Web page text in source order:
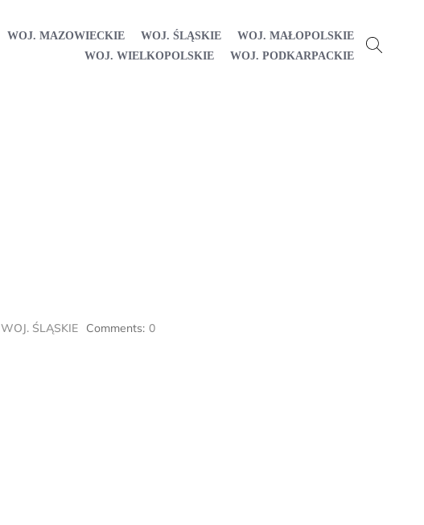
WOJ. MAZOWIECKIE WOJ. ŚLĄSKIE
WOJ. MAŁOPOLSKIE
WOJ. WIELKOPOLSKIE
WOJ. PODKARPACKIE
WOJ. ŚLĄSKIE Comments: 0